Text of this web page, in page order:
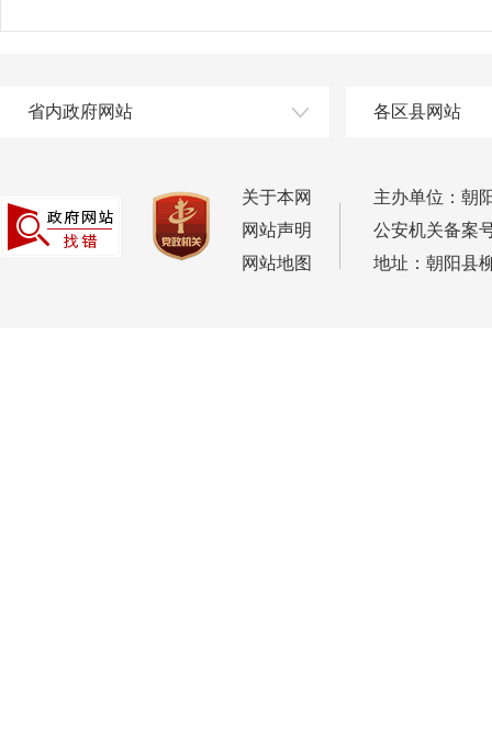
省内政府网站 各区县网站
关于本网
网站声明
网站地图
主办单位：朝
公安机关备案
地址：朝阳县